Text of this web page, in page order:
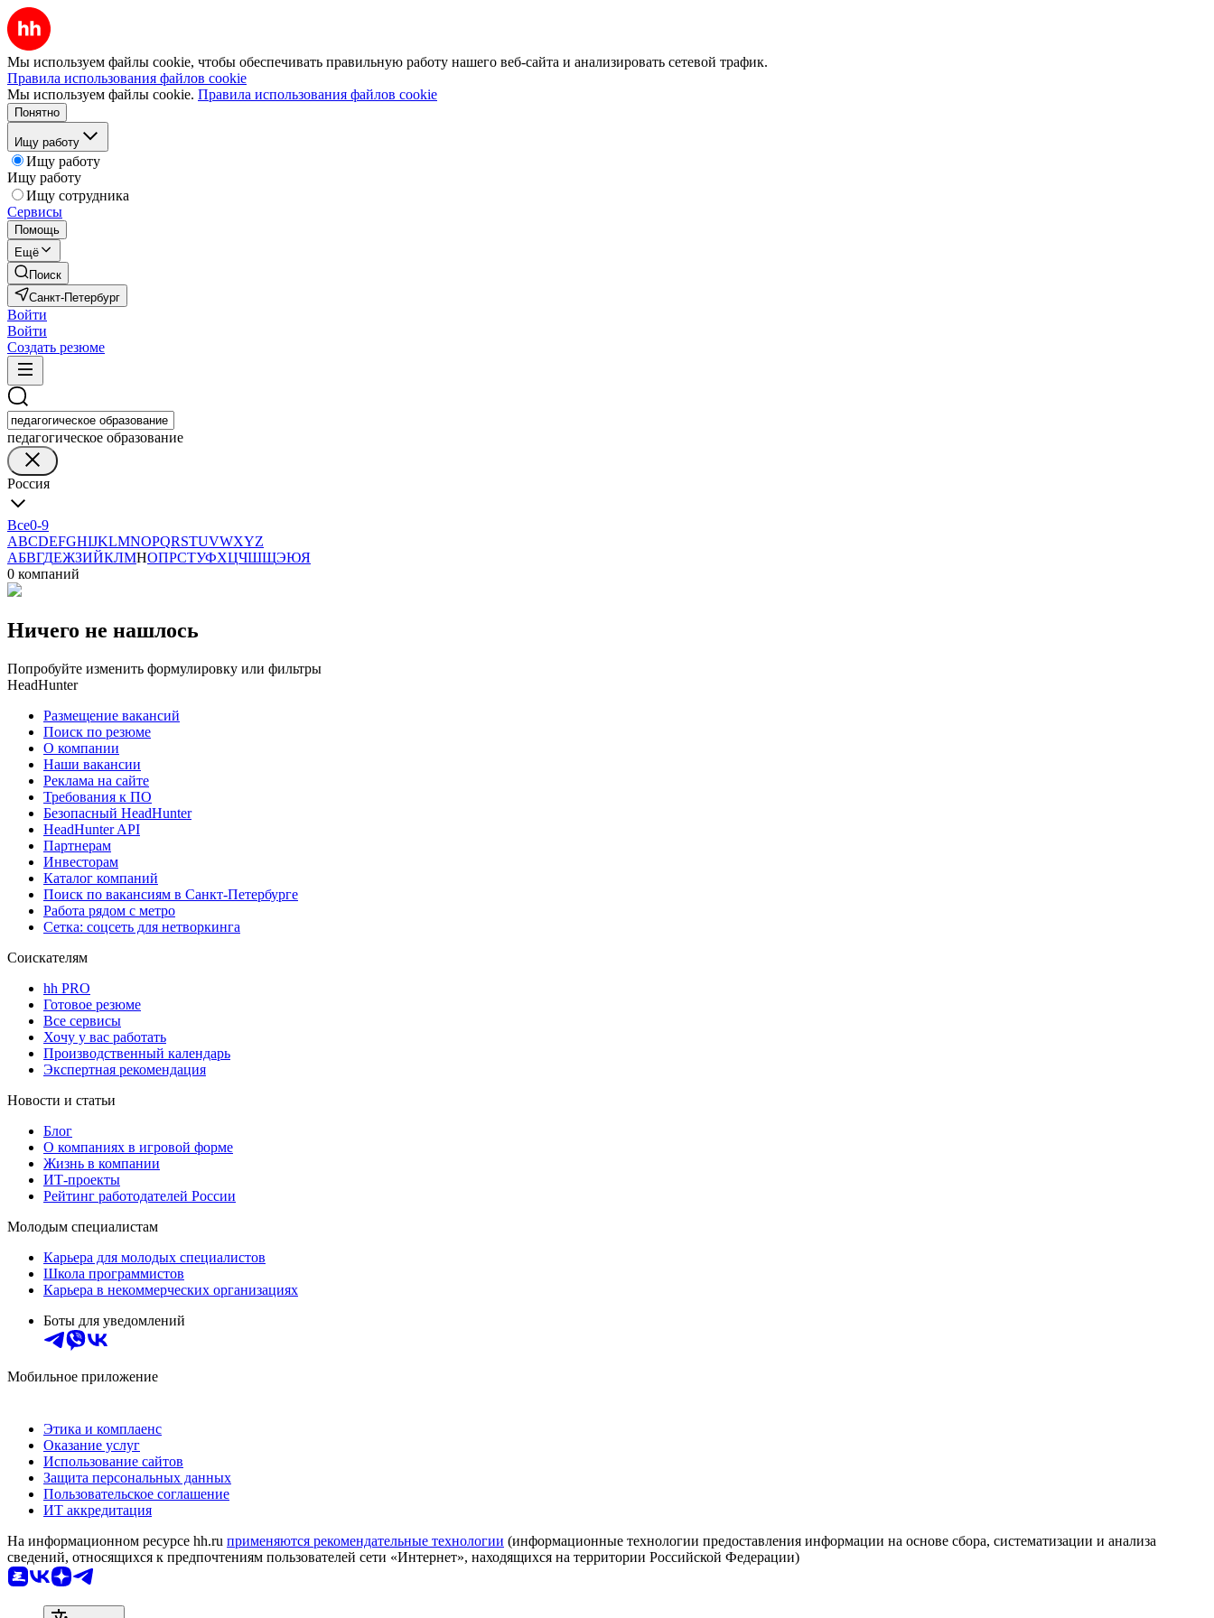
Мы используем файлы cookie, чтобы обеспечивать правильную работу нашего веб-сайта и анализировать сетевой трафик.
Правила использования файлов cookie
Мы используем файлы cookie. Правила использования файлов cookie
Понятно
Ищу работу
Ищу работу
Ищу работу
Ищу сотрудника
Сервисы
Помощь
Ещё
Поиск
Санкт-Петербург
Войти
Войти
Создать резюме
педагогическое образование
Россия
Все0-9
ABCDEFGHIJKLMNOPQRSTUVWXYZ
АБВГДЕЖЗИЙКЛМНОПРСТУФХЦЧШЩЭЮЯ
0 компаний
Ничего не нашлось
Попробуйте изменить формулировку или фильтры
HeadHunter
Размещение вакансий
Поиск по резюме
О компании
Наши вакансии
Реклама на сайте
Требования к ПО
Безопасный HeadHunter
HeadHunter API
Партнерам
Инвесторам
Каталог компаний
Поиск по вакансиям в Санкт-Петербурге
Работа рядом с метро
Сетка: соцсеть для нетворкинга
Соискателям
hh PRO
Готовое резюме
Все сервисы
Хочу у вас работать
Производственный календарь
Экспертная рекомендация
Новости и статьи
Блог
О компаниях в игровой форме
Жизнь в компании
ИТ-проекты
Рейтинг работодателей России
Молодым специалистам
Карьера для молодых специалистов
Школа программистов
Карьера в некоммерческих организациях
Боты для уведомлений
Мобильное приложение
Этика и комплаенс
Оказание услуг
Использование сайтов
Защита персональных данных
Пользовательское соглашение
ИТ аккредитация
На информационном ресурсе hh.ru применяются рекомендательные технологии (информационные технологии предоставления информации на основе сбора, систематизации и анализа
сведений, относящихся к предпочтениям пользователей сети «Интернет», находящихся на территории Российской Федерации)